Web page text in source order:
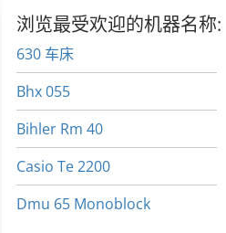
浏览最受欢迎的机器名称:
630 车床
Bhx 055
Bihler Rm 40
Casio Te 2200
Dmu 65 Monoblock